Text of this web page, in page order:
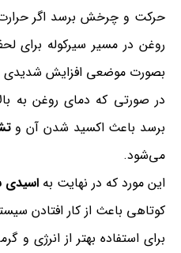
حرکت و چرخش برسد اگر
روغن در مسیر سیرکوله برای
بصورت موضعی افزایش شدیدی
در صورتی که دمای روغن به
برسد باعث اکسید شدن آن و
می‌شود.
این مورد که در نهایت به
کوتاهی باعث از کار افتادن
برای استفاده بهتر از انرژی